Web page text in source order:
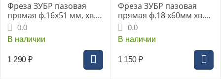
Фреза ЗУБР пазовая
прямая ф.16х51 мм, хв.
12 мм, H-86 мм (28754-
16-51)
0.0
В наличии
1 290 ₽
Фреза ЗУБР пазовая
прямая ф.18 х60мм хв.
12мм H-120мм с
нижними подрез.
ножами (28755-18-60)
0.0
В наличии
1 150 ₽